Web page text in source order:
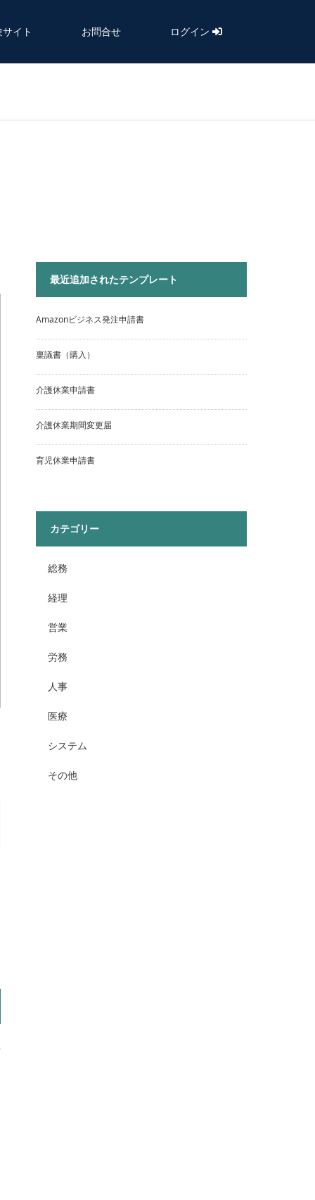
イト お問合せ ログイン
最近追加されたテンプレート
Amazonビジネス発注申請書
稟議書（購入）
介護休業申請書
介護休業期間変更届
育児休業申請書
カテゴリー
総務
経理
営業
労務
人事
医療
システム
その他